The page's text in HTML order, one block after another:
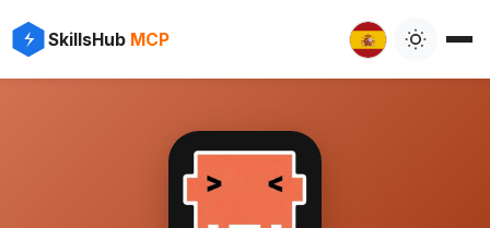
SkillsHub MCP